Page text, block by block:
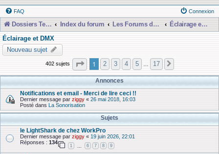
FAQ Connexion
Dossiers Techniques Index du forum Les Forums de Discussions
Éclairage et DMX
Éclairage et DMX
Nouveau sujet
402 sujets Page 1sur17
1 2 3 4 5 17
Annonces
Notifications et email - Merci de lire ceci !!
Dernier message par ziggy « 26 mai 2018, 16:03
Posté dans La Sonorisation
Sujets
le LightShark de chez WorkPro
Dernier message par ziggy « 19 juin 2026, 22:01
Réponses : 134
1 6 7 8 9